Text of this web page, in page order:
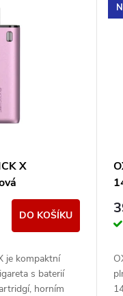
X
DO KOŠÍKU
je kompaktní
s baterií
horním